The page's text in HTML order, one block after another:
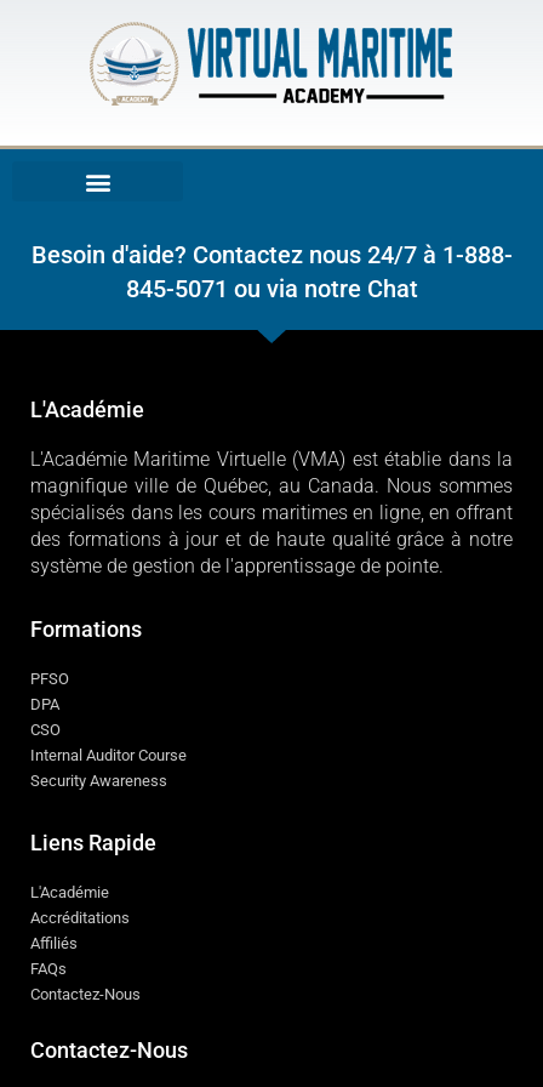
Besoin d'aide? Contactez nous 24/7 à 1-888-
845-5071 ou via notre Chat
L'Académie
L'Académie Maritime Virtuelle (VMA) est établie dans la
magnifique ville de Québec, au Canada. Nous sommes
spécialisés dans les cours maritimes en ligne, en offrant
des formations à jour et de haute qualité grâce à notre
système de gestion de l'apprentissage de pointe.
Formations
PFSO
DPA
CSO
Internal Auditor Course
Security Awareness
Liens Rapide
L'Académie
Accréditations
Affiliés
FAQs
Contactez-Nous
Contactez-Nous